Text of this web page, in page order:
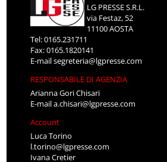
LG PRESSE S.R.L.
via Festaz, 52
11100 AOSTA
Tel: 0165.231711
Fax: 0165.1820141
E-mailsegreteria@lgpresse.com
RESPONSABILE DI AGENZIA
Arianna Gori Chisari
E-maila.chisari@lgpresse.com
Account
Luca Torino
l.torino@lgpresse.com
Ivana Cretier